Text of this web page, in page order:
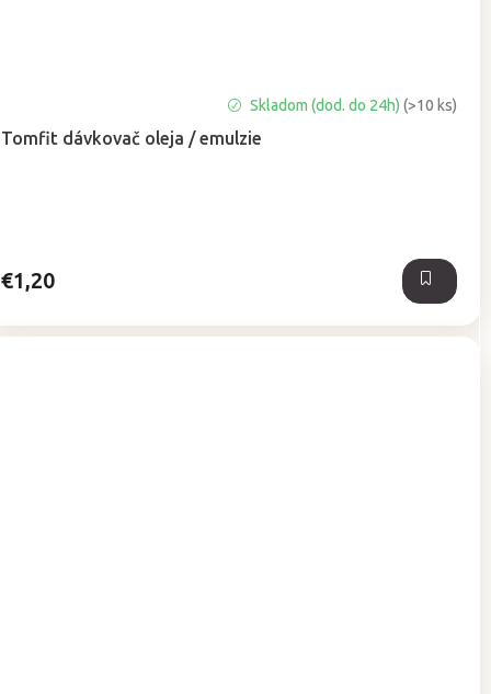
Tomfit dávkovač oleja / emulzie
hodnotenie
produktu
Skladom (dod. do 24h)(>10 ks)
€1,20